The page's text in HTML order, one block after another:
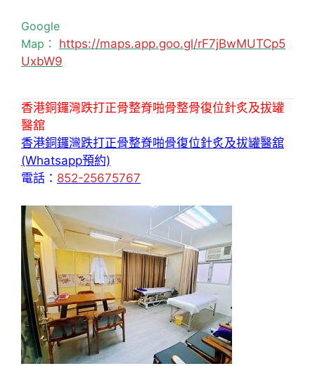
Google
Map： https://maps.app.goo.gl/rF7jBwMUTCp5
UxbW9
香港銅鑼灣跌打正骨整脊啪骨整骨復位針炙及拔罐
醫舘
香港銅鑼灣跌打正骨整脊啪骨復位針炙及拔罐醫舘
(Whatsapp預約)
電話： 852-25675767